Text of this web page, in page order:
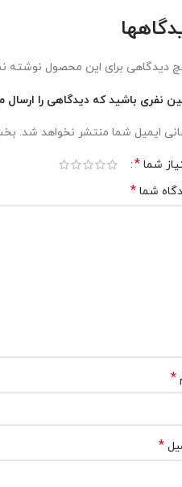
دیدگاهی برای این محصول نوشته
نفری باشید که دیدگاهی را ارسال
ایمیل شما منتشر نخواهد شد.
شما *
شما *
*
*